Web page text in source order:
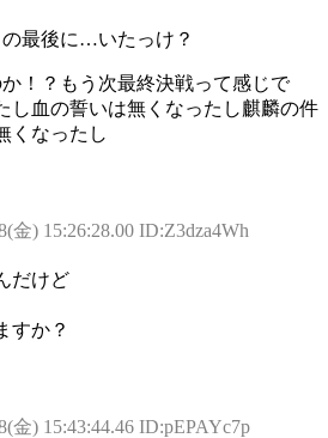
最後に…いたっけ？
！？もう次最終決戦って感じで
し血の誓いは無くなったし麒麟の件
くなったし
金) 15:26:28.00 ID:Z3dza4Wh
だけど
すか？
金) 15:43:44.46 ID:pEPAYc7p